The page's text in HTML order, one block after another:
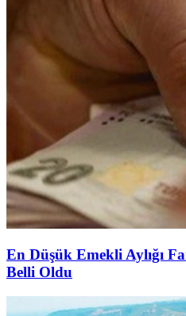
En Düşük Emekli Aylığı
Belli Oldu